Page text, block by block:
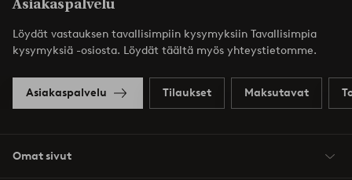
Asiakaspalvelu
Löydät vastauksen tavallisimpiin kysymyksiin Tavallisimpia
kysymyksiä -osiosta. Löydät täältä myös yhteystietomme.
Asiakaspalvelu Tilaukset Maksutavat
Omat sivut